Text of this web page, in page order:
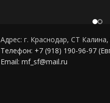
Адрес: г. Краснодар, СТ
Телефон: +7 (918) 190-96-97
Email: mf_sf@mail.ru